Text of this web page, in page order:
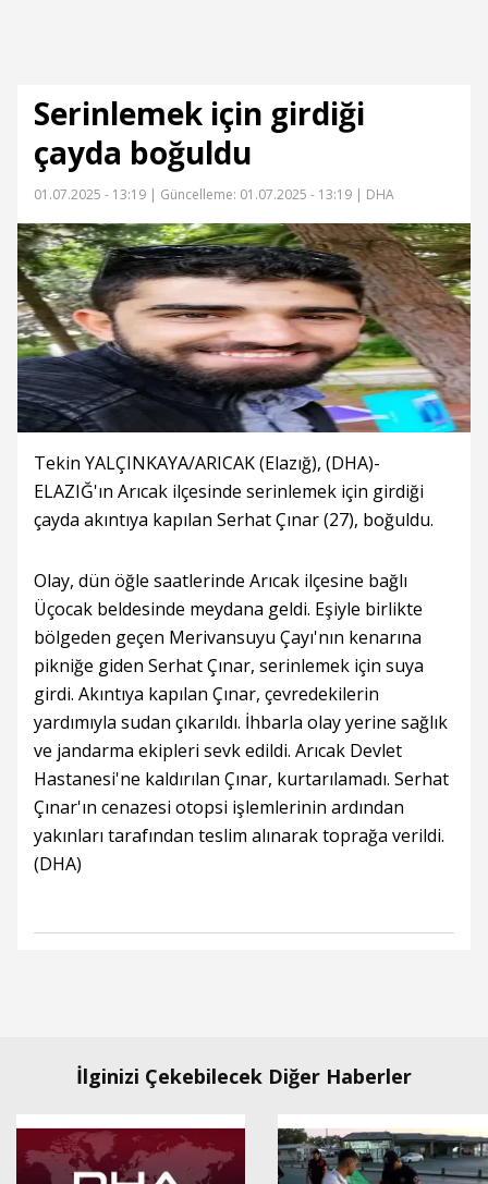
Serinlemek için girdiği
çayda boğuldu
01.07.2025 - 13:19 | Güncelleme: 01.07.2025 - 13:19 | DHA
Tekin YALÇINKAYA/ARICAK (Elazığ), (DHA)-
ELAZIĞ'ın Arıcak ilçesinde serinlemek için girdiği
çayda akıntıya kapılan Serhat Çınar (27), boğuldu.
Olay, dün öğle saatlerinde Arıcak ilçesine bağlı
Üçocak beldesinde meydana geldi. Eşiyle birlikte
bölgeden geçen Merivansuyu Çayı'nın kenarına
pikniğe giden Serhat Çınar, serinlemek için suya
girdi. Akıntıya kapılan Çınar, çevredekilerin
yardımıyla sudan çıkarıldı. İhbarla olay yerine sağlık
ve jandarma ekipleri sevk edildi. Arıcak Devlet
Hastanesi'ne kaldırılan Çınar, kurtarılamadı. Serhat
Çınar'ın cenazesi otopsi işlemlerinin ardından
yakınları tarafından teslim alınarak toprağa verildi.
(DHA)
İlginizi Çekebilecek Diğer Haberler